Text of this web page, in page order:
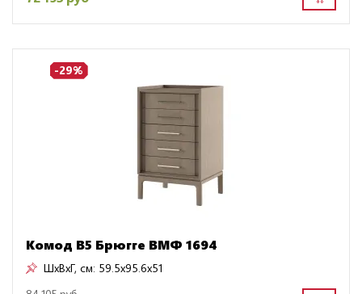
-29%
Комод B5 Брюгге ВМФ 1694
ШxВxГ, см: 59.5x95.6x51